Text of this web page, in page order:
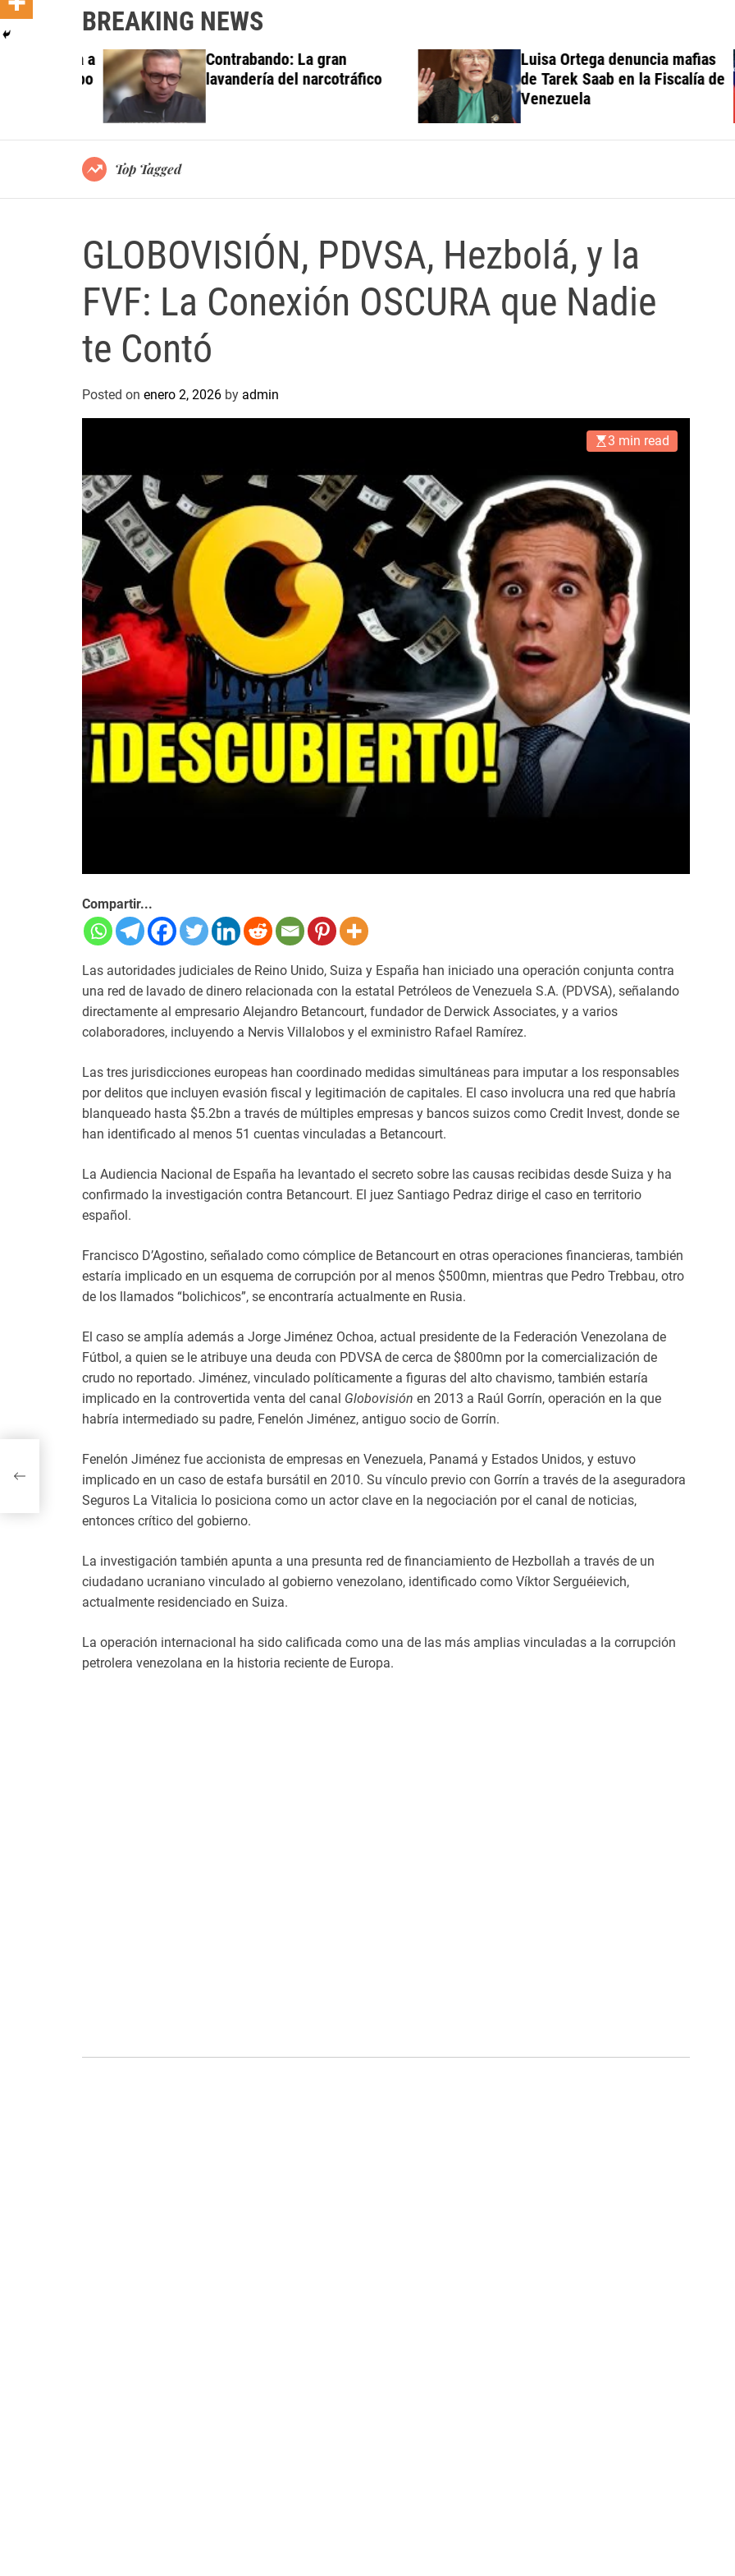
BREAKING NEWS
Contrabando: La gran
lavandería del narcotráfico
Luisa Ortega denuncia mafias
de Tarek Saab en la Fiscalía de
Venezuela
Top Tagged
GLOBOVISIÓN, PDVSA, Hezbolá, y la
FVF: La Conexión OSCURA que Nadie
te Contó
Posted on enero 2, 2026 by admin
3 min read
Compartir...
Las autoridades judiciales de Reino Unido, Suiza y España han iniciado una operación conjunta contra
una red de lavado de dinero relacionada con la estatal Petróleos de Venezuela S.A. (PDVSA), señalando
directamente al empresario Alejandro Betancourt, fundador de Derwick Associates, y a varios
colaboradores, incluyendo a Nervis Villalobos y el exministro Rafael Ramírez.
Las tres jurisdicciones europeas han coordinado medidas simultáneas para imputar a los responsables
por delitos que incluyen evasión fiscal y legitimación de capitales. El caso involucra una red que habría
blanqueado hasta $5.2bn a través de múltiples empresas y bancos suizos como Credit Invest, donde se
han identificado al menos 51 cuentas vinculadas a Betancourt.
La Audiencia Nacional de España ha levantado el secreto sobre las causas recibidas desde Suiza y ha
confirmado la investigación contra Betancourt. El juez Santiago Pedraz dirige el caso en territorio
español.
Francisco D’Agostino, señalado como cómplice de Betancourt en otras operaciones financieras, también
estaría implicado en un esquema de corrupción por al menos $500mn, mientras que Pedro Trebbau, otro
de los llamados “bolichicos”, se encontraría actualmente en Rusia.
El caso se amplía además a Jorge Jiménez Ochoa, actual presidente de la Federación Venezolana de
Fútbol, a quien se le atribuye una deuda con PDVSA de cerca de $800mn por la comercialización de
crudo no reportado. Jiménez, vinculado políticamente a figuras del alto chavismo, también estaría
implicado en la controvertida venta del canal Globovisión en 2013 a Raúl Gorrín, operación en la que
habría intermediado su padre, Fenelón Jiménez, antiguo socio de Gorrín.
Fenelón Jiménez fue accionista de empresas en Venezuela, Panamá y Estados Unidos, y estuvo
implicado en un caso de estafa bursátil en 2010. Su vínculo previo con Gorrín a través de la aseguradora
Seguros La Vitalicia lo posiciona como un actor clave en la negociación por el canal de noticias,
entonces crítico del gobierno.
La investigación también apunta a una presunta red de financiamiento de Hezbollah a través de un
ciudadano ucraniano vinculado al gobierno venezolano, identificado como Víktor Serguéievich,
actualmente residenciado en Suiza.
La operación internacional ha sido calificada como una de las más amplias vinculadas a la corrupción
petrolera venezolana en la historia reciente de Europa.